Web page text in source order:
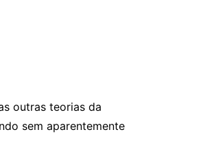
outras teorias da
sem aparentemente